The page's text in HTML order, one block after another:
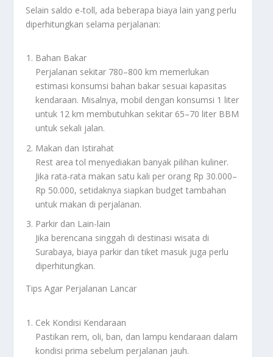
Selain saldo e-toll, ada beberapa biaya lain yang perlu
diperhitungkan selama perjalanan:
Bahan Bakar
Perjalanan sekitar 780–800 km memerlukan
estimasi konsumsi bahan bakar sesuai kapasitas
kendaraan. Misalnya, mobil dengan konsumsi 1 liter
untuk 12 km membutuhkan sekitar 65–70 liter BBM
untuk sekali jalan.
Makan dan Istirahat
Rest area tol menyediakan banyak pilihan kuliner.
Jika rata-rata makan satu kali per orang Rp 30.000–
Rp 50.000, setidaknya siapkan budget tambahan
untuk makan di perjalanan.
Parkir dan Lain-lain
Jika berencana singgah di destinasi wisata di
Surabaya, biaya parkir dan tiket masuk juga perlu
diperhitungkan.
Tips Agar Perjalanan Lancar
Cek Kondisi Kendaraan
Pastikan rem, oli, ban, dan lampu kendaraan dalam
kondisi prima sebelum perjalanan jauh.